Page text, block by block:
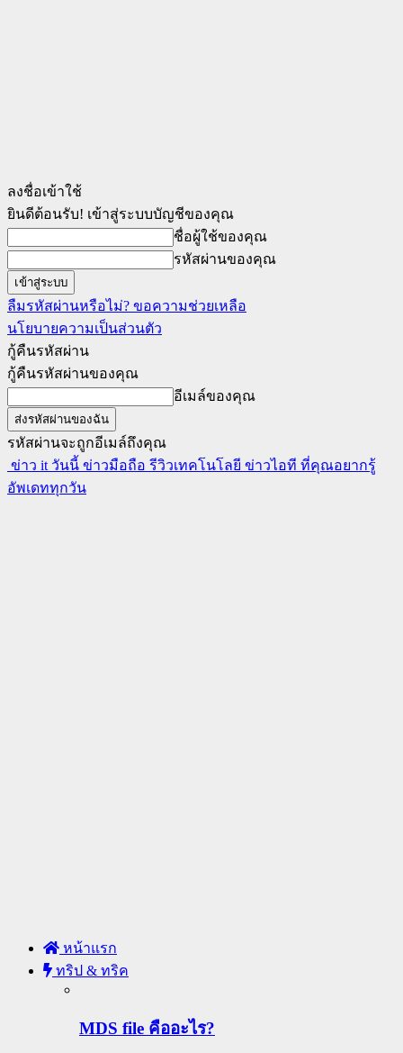
ลงชื่อเข้าใช้
ยินดีต้อนรับ! เข้าสู่ระบบบัญชีของคุณ
ชื่อผู้ใช้ของคุณ
รหัสผ่านของคุณ
ลืมรหัสผ่านหรือไม่? ขอความช่วยเหลือ
นโยบายความเป็นส่วนตัว
กู้คืนรหัสผ่าน
กู้คืนรหัสผ่านของคุณ
อีเมล์ของคุณ
รหัสผ่านจะถูกอีเมล์ถึงคุณ
ข่าว it วันนี้ ข่าวมือถือ รีวิวเทคโนโลยี ข่าวไอที ที่คุณอยากรู้
อัพเดททุกวัน
หน้าแรก
ทริป & ทริค
MDS file คืออะไร?